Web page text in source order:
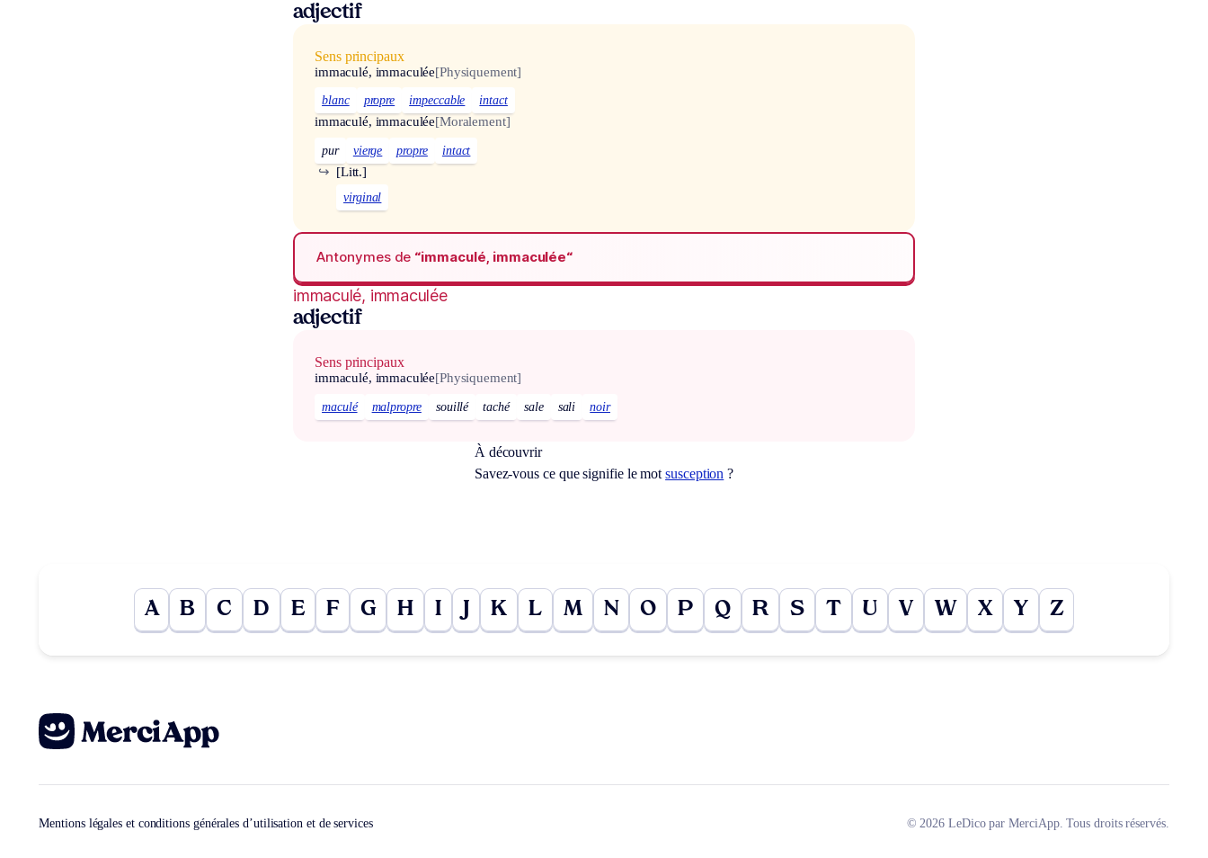
adjectif
Sens principaux
immaculé, immaculée[Physiquement]
blanc propre impeccable intact
immaculé, immaculée[Moralement]
pur vierge propre intact
[Litt.]
↪
virginal
Antonymes de “immaculé, immaculée“
immaculé, immaculée
adjectif
Sens principaux
immaculé, immaculée[Physiquement]
maculé malpropre souillé taché sale sali noir
À découvrir
Savez-vous ce que signifie le motsusception ?
A B C D E F G H I K L M N O P Q R S T U V W X Y Z
Mentions légales et conditions générales d’utilisation et de services © 2026 LeDico par MerciApp. Tous droits réservés.